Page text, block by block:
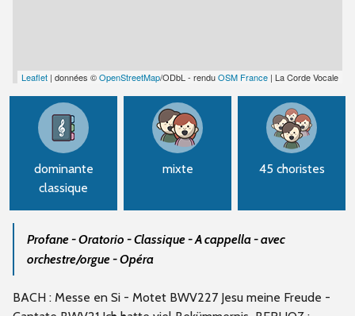
Leaflet | données ©OpenStreetMap/ODbL - renduOSM France | La Corde Vocale
dominante
classique
mixte 45 choristes
Profane - Oratorio - Classique - A cappella - avec
orchestre/orgue - Opéra
BACH : Messe en Si - Motet BWV227 Jesu meine Freude -